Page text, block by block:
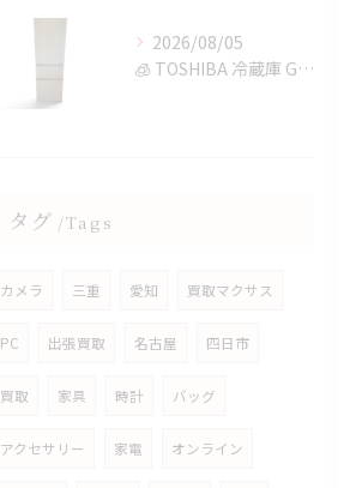
2026/08/05
🧊 TOSHIBA 冷蔵庫 GR-T36SVを鈴鹿市で買取✨
タグ Tags
カメラ 三重 愛知 買取マクサス
PC 出張買取 名古屋 四日市
買取 家具 時計 バッグ
アクセサリー 家電 オンライン